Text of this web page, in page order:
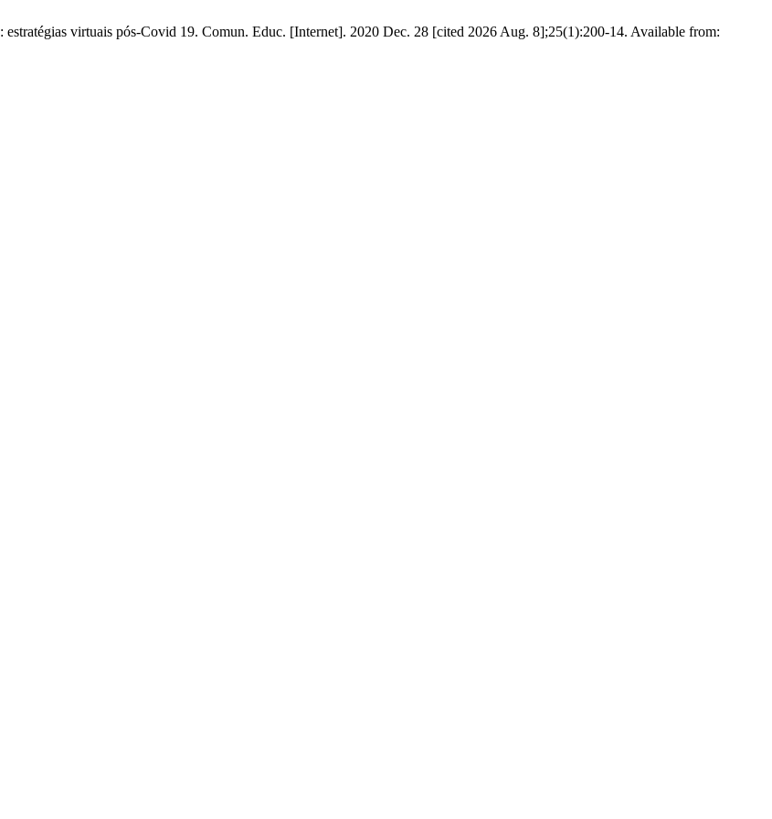
virtuais pós-Covid 19. Comun. Educ. [Internet]. 2020 Dec. 28 [cited 2026 Aug. 8];25(1):200-14. Available from: